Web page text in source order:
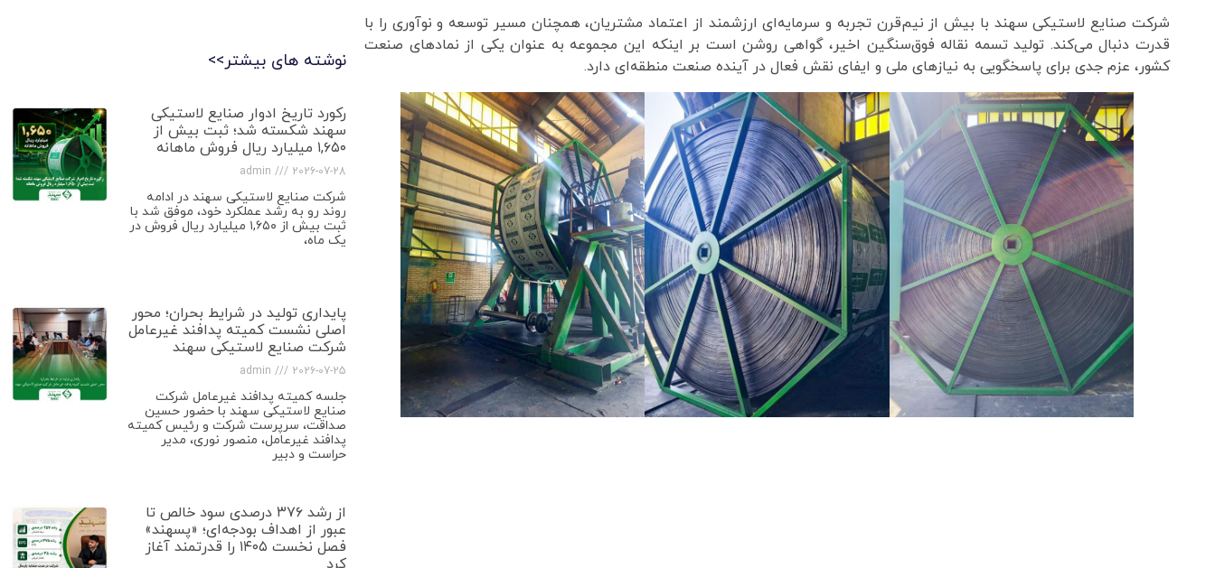
شرکت صنایع لاستیکی سهند با بیش از نیم‌قرن تجربه و سرمایه‌ای ارزشمند از اعتماد مشتریان، همچنان مسیر توسعه و نوآوری را با
قدرت دنبال می‌کند. تولید تسمه نقاله فوق‌سنگین اخیر، گواهی روشن است بر اینکه این مجموعه به عنوان یکی از نمادهای صنعت
کشور، عزم جدی برای پاسخگویی به نیازهای ملی و ایفای نقش فعال در آینده صنعت منطقه‌ای دارد.
نوشته های بیشتر>>
رکورد تاریخ ادوار صنایع لاستیکی
سهند شکسته شد؛ ثبت بیش از
۱,۶۵۰ میلیارد ریال فروش ماهانه
admin 2026-07-28
شرکت صنایع لاستیکی سهند در ادامه
روند رو به رشد عملکرد خود، موفق شد با
ثبت بیش از ۱,۶۵۰ میلیارد ریال فروش در
یک ماه،
پایداری تولید در شرایط بحران؛ محور
اصلی نشست کمیته پدافند غیرعامل
شرکت صنایع لاستیکی سهند
admin 2026-07-25
جلسه کمیته پدافند غیرعامل شرکت
صنایع لاستیکی سهند با حضور حسین
صداقت، سرپرست شرکت و رئیس کمیته
پدافند غیرعامل، منصور نوری، مدیر
حراست و دبیر
از رشد ۳۷۶ درصدی سود خالص تا
عبور از اهداف بودجه‌ای؛ «پسهند»
فصل نخست ۱۴۰۵ را قدرتمند آغاز